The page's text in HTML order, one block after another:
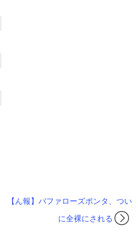
【ん報】バファローズポンタ、つい
に全裸にされる